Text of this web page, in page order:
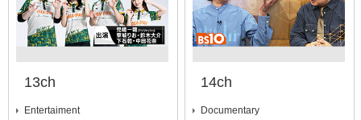
13ch
Entertaiment
14ch
Documentary